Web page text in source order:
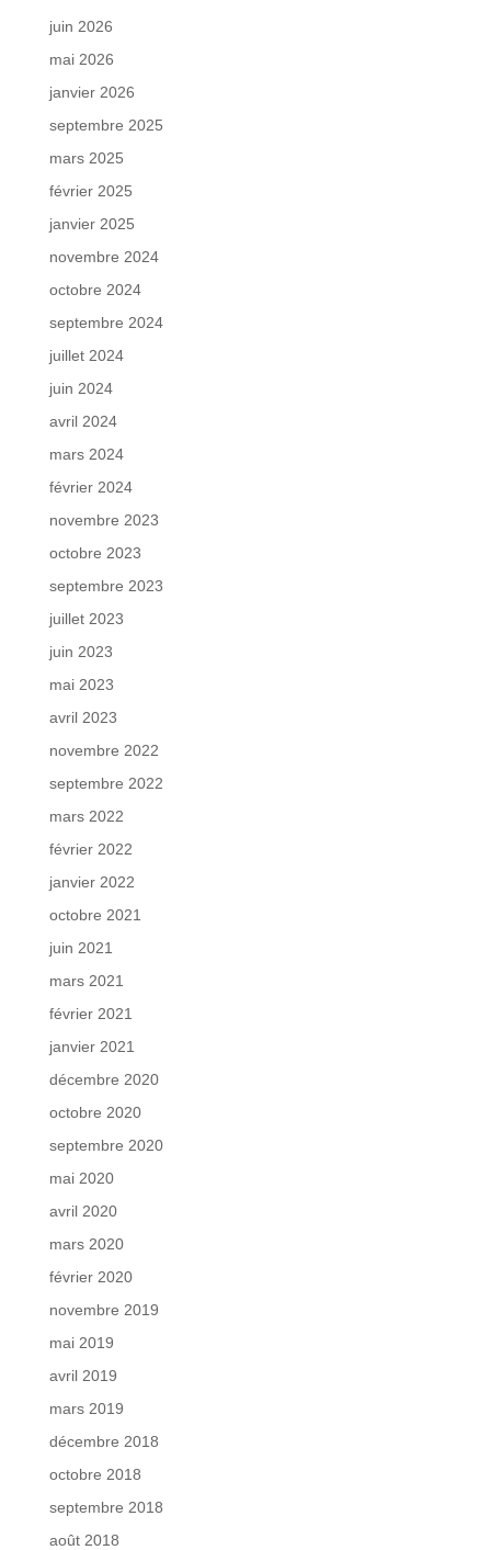
juin 2026
mai 2026
janvier 2026
septembre 2025
mars 2025
février 2025
janvier 2025
novembre 2024
octobre 2024
septembre 2024
juillet 2024
juin 2024
avril 2024
mars 2024
février 2024
novembre 2023
octobre 2023
septembre 2023
juillet 2023
juin 2023
mai 2023
avril 2023
novembre 2022
septembre 2022
mars 2022
février 2022
janvier 2022
octobre 2021
juin 2021
mars 2021
février 2021
janvier 2021
décembre 2020
octobre 2020
septembre 2020
mai 2020
avril 2020
mars 2020
février 2020
novembre 2019
mai 2019
avril 2019
mars 2019
décembre 2018
octobre 2018
septembre 2018
août 2018